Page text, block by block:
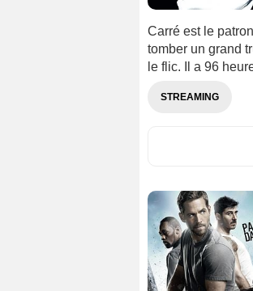
Carré est le
tomber un grand
le flic. Il a 96
STREAMING